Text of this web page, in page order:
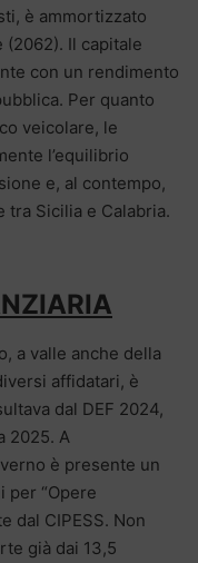
è ammortizzato
(2062). Il capitale
con un rendimento
Per quanto
veicolare, le
l’equilibrio
e, al contempo,
Sicilia e Calabria.
a valle anche della
affidatari, è
dal DEF 2024,
2025. A
è presente un
per “Opere
dal CIPESS. Non
già dai 13,5